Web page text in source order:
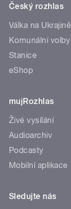
Český rozhlas
Válka na Ukrajině
Komunální volby
Stanice
eShop
mujRozhlas
Živé vysílání
Audioarchiv
Podcasty
Mobilní aplikace
Sledujte nás